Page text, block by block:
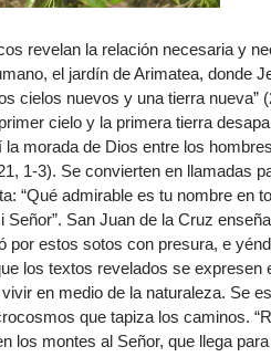
revelan la relación necesaria y
el jardín de Arimatea, donde
cielos nuevos y una tierra
cielo y la primera tierra
morada de Dios entre los
1-3). Se convierten en llamadas
“Qué admirable es tu nombre en
Señor”. San Juan de la Cruz
por estos sotos con presura, e
los textos revelados se
en medio de la naturaleza. Se
que tapiza los caminos.
los montes al Señor, que llega